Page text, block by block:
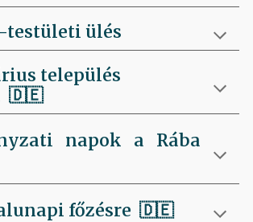
testületi ülés
település
🇩🇪
napok a Rába
főzésre🇩🇪